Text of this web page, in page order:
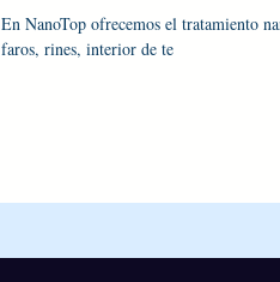
En NanoTop ofrecemos el tratamiento
faros, rines, interior de te